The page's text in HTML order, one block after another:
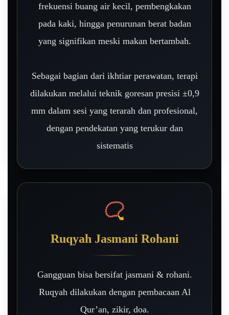
frekuensi buang air kecil, pembengkakan
pada kaki, hingga penurunan berat badan
yang signifikan meski makan bertambah.
Sebagai bagian dari ikhtiar perawatan, terapi
dilakukan melalui teknik goresan presisi ±0,9
mm dalam sesi yang terarah dan profesional,
dengan pendekatan yang terukur dan
sistematis
📿
Ruqyah Jasmani Rohani
Gangguan bisa bersifat jasmani & rohani.
Ruqyah dilakukan dengan pembacaan Al
Qur’an, zikir, doa.